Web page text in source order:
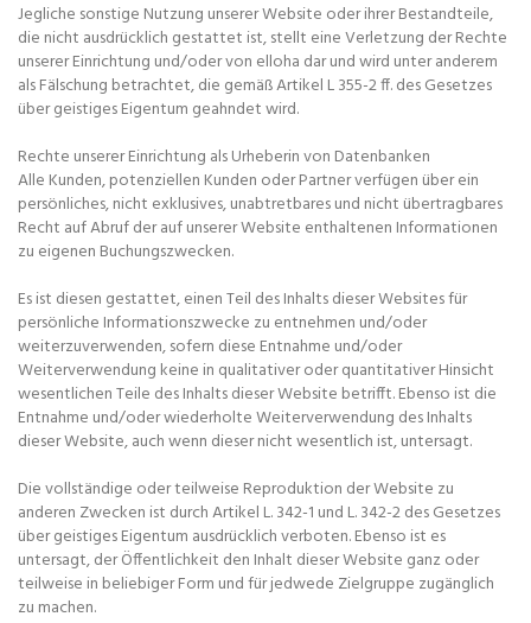
Jegliche sonstige Nutzung unserer Website oder ihrer Bestandteile,
die nicht ausdrücklich gestattet ist, stellt eine Verletzung der Rechte
unserer Einrichtung und/oder von elloha dar und wird unter anderem
als Fälschung betrachtet, die gemäß Artikel L 355-2 ff. des Gesetzes
über geistiges Eigentum geahndet wird.
Rechte unserer Einrichtung als Urheberin von Datenbanken
Alle Kunden, potenziellen Kunden oder Partner verfügen über ein
persönliches, nicht exklusives, unabtretbares und nicht übertragbares
Recht auf Abruf der auf unserer Website enthaltenen Informationen
zu eigenen Buchungszwecken.
Es ist diesen gestattet, einen Teil des Inhalts dieser Websites für
persönliche Informationszwecke zu entnehmen und/oder
weiterzuverwenden, sofern diese Entnahme und/oder
Weiterverwendung keine in qualitativer oder quantitativer Hinsicht
wesentlichen Teile des Inhalts dieser Website betrifft. Ebenso ist die
Entnahme und/oder wiederholte Weiterverwendung des Inhalts
dieser Website, auch wenn dieser nicht wesentlich ist, untersagt.
Die vollständige oder teilweise Reproduktion der Website zu
anderen Zwecken ist durch Artikel L. 342-1 und L. 342-2 des Gesetzes
über geistiges Eigentum ausdrücklich verboten. Ebenso ist es
untersagt, der Öffentlichkeit den Inhalt dieser Website ganz oder
teilweise in beliebiger Form und für jedwede Zielgruppe zugänglich
zu machen.